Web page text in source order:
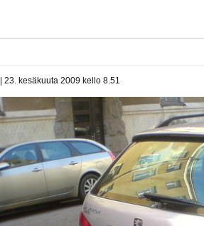
| 23. kesäkuuta 2009 kello 8.51